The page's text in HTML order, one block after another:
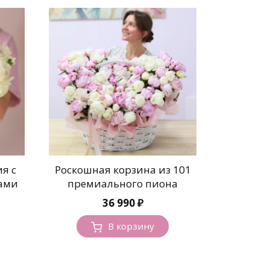
с
Роскошная корзина из 101
премиального пиона
36 990₽
В корзину